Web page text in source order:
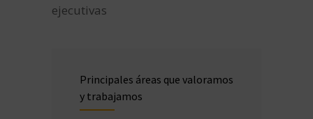
ejecutivas
Principales áreas que valoramos
y trabajamos